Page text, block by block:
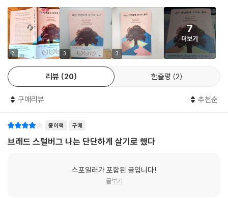
학자들이 비슷한 결론을 도출해 나가고 있었습니다. 불교 우화에는 화살을
두 번 맞지 말라는 멋진 가르침이 있어요. 첫 번째 화살은 부정적인 생각과
느낌, 사건, 상황 등을 뜻해요. 늘 통제할 수는 없는 것들이죠. 두 번째 화살
은 첫 번째 화살에 대한 반응을 뜻합니다. 통제할 수 있는 것들을 말하는 거
예요. 두 번째 화살에 해당하는 반응에는 부정, 억제, 비난, 저항, 충동적 행
동 등이 있습니다. 이것들은 모두 어려움과 고통을 덜기는커녕 더하는 경
향이 있어요. 붓다는 이 두 번째 화살이야말로 나를 더 아프게 하며, 첫 번
째 화살에 대한 현명한 행동을 가로막는 주범이라고 가르쳤지요.
산만함에 중독된 사람들 사람들은 멀티태스킹을 할 때 2배를 해치운다고
생각하지만, 미시간대학교 연구진에 따르면 기껏해야 절반 정도를 해낸다
킹스칼리지런던의 연구에서는 멀티태스킹에서 비롯된 산만함이 지속된
뒤에는 지능 지수(IQ)가 10퍼센트까지 떨어진다는 결과가 나왔어요. 이는
그 결과 일상에 단단하게 뿌리내릴 때 수많은 욕망과 고민에도 흔들리지
않고 더 높이, 더 멀리 갈 수 있다는 인사이트를 얻을 수 있었다. 이 책은 세
계 최고의 성과 전문가가 ‘성과만 좇지 않는 법’을 알려 주는 진솔한 강박
극복기이다. 또 표류하는 몸과 마음을 다잡고 싶은 사람들을 위한 진심 어
린 조언과 구체적이고 효과적인 실천법을 담았다.
어떻게 나를 지켜야 할까?
“마음이 항상 급하고 뭔가에 쫓기는 기분이 들어요.” “휴일에 쉬고 있어도
뒤처진다는 생각 때문에 마음이 편하지 않아요.” “손에서 스마트폰을 못
음이 공허하고 외로워요. 성공, 자기 계발, 발전 같은 말을 들으면 숨이 턱
막혀요.” “나만 혼자서 아등바등, 전전긍긍하며 사는 것 같아요. 안절부절
2 3 3
7
더보기
리뷰 20 한줄평 2
구매리뷰 추천순
종이책 구매
브래드 스털버그 나는 단단하게 살기로 했다
스포일러가 포함된 글입니다!
글보기